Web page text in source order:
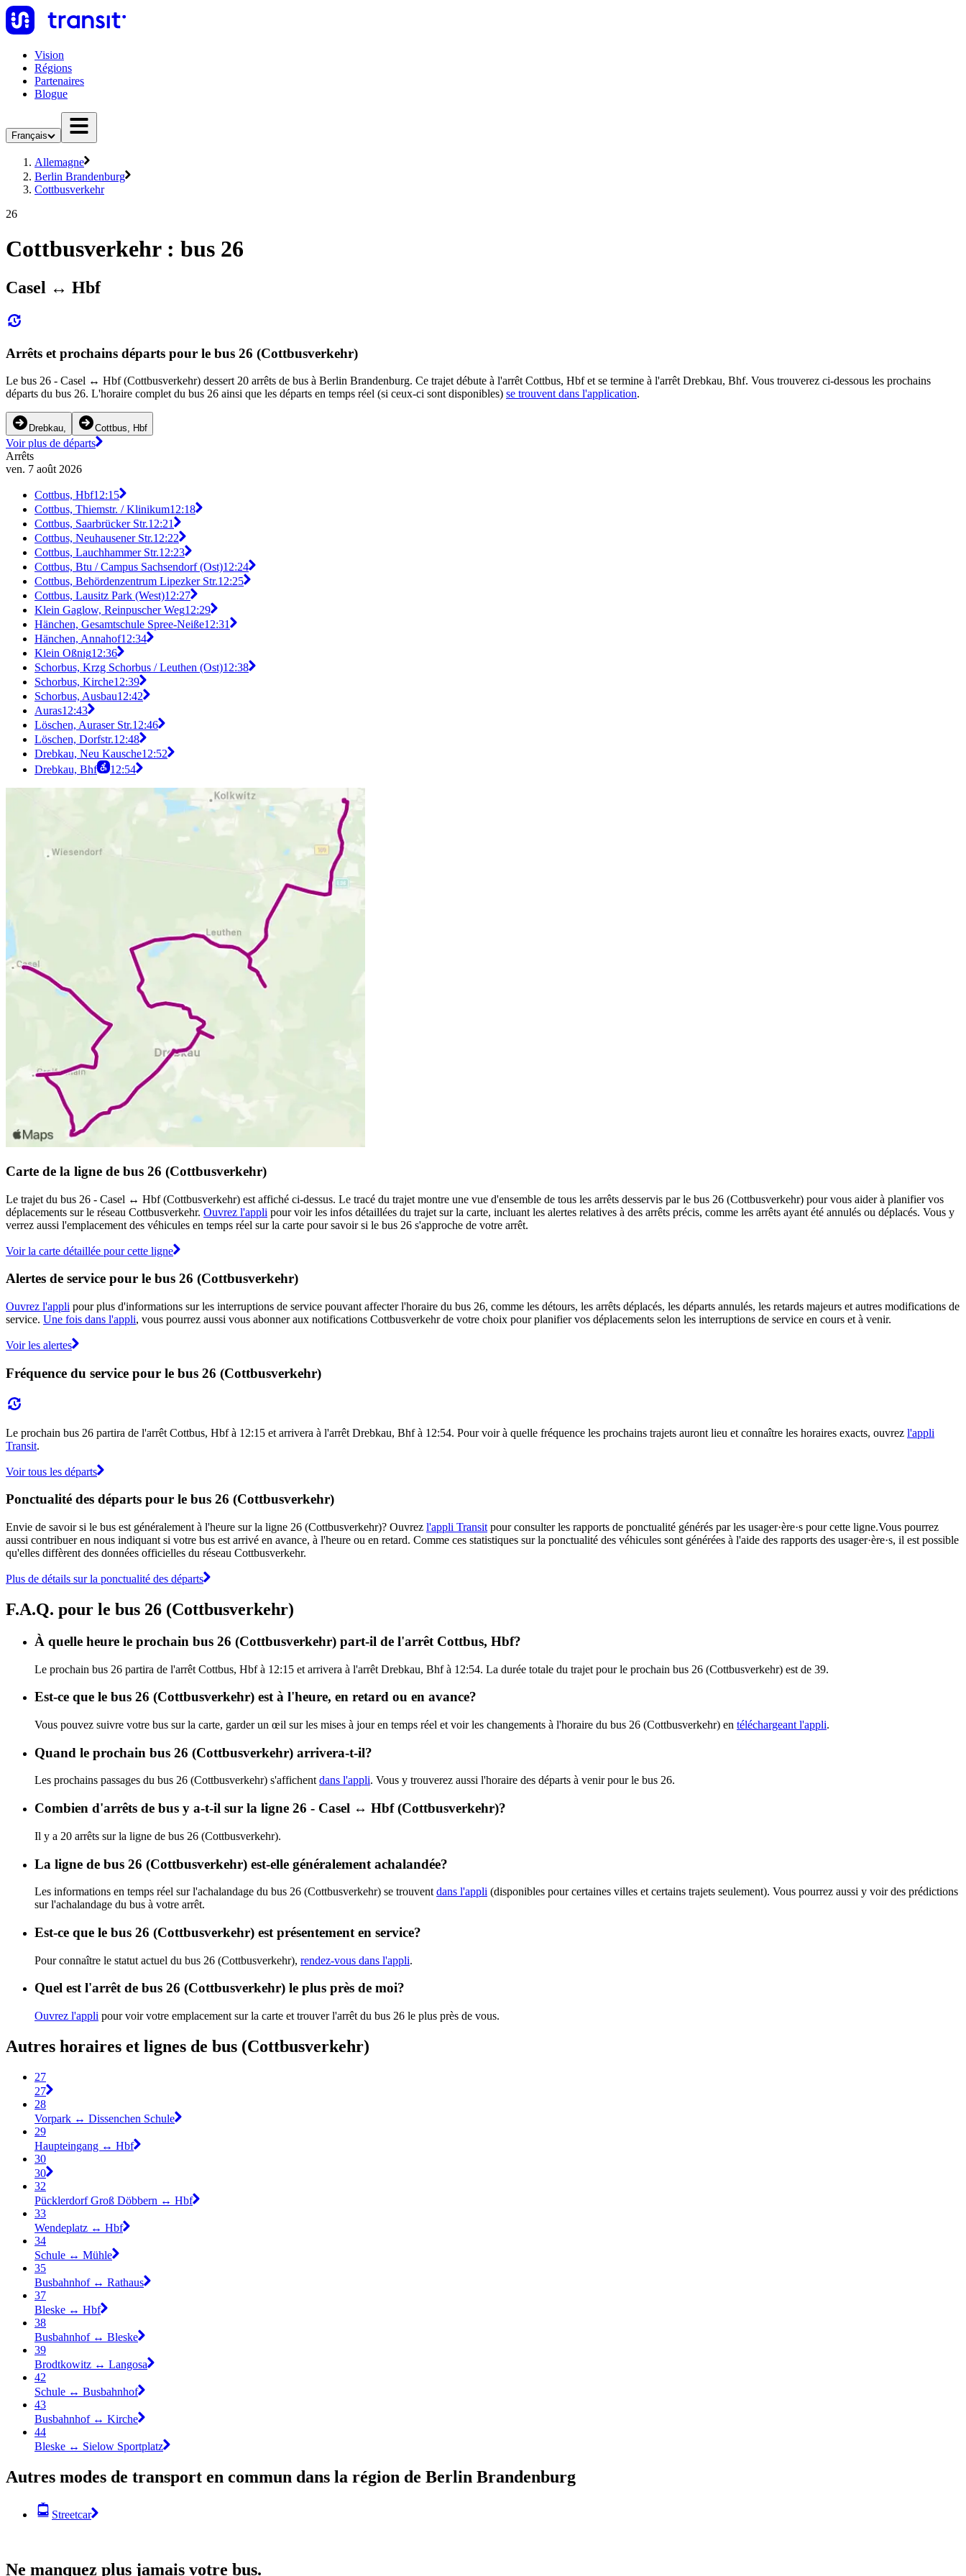
Vision
Régions
Partenaires
Blogue
Français
Allemagne
Berlin Brandenburg
Cottbusverkehr
26
Cottbusverkehr : bus 26
Casel ↔︎ Hbf
Arrêts et prochains départs pour le bus 26 (Cottbusverkehr)
Le bus 26 - Casel ↔︎ Hbf (Cottbusverkehr) dessert 20 arrêts de bus à Berlin Brandenburg. Ce trajet débute à l'arrêt Cottbus, Hbf et se termine à l'arrêt Drebkau, Bhf. Vous trouverez ci-dessous les prochains
départs du bus 26. L'horaire complet du bus 26 ainsi que les départs en temps réel (si ceux-ci sont disponibles) se trouvent dans l'application.
Drebkau, Cottbus, Hbf
Voir plus de départs
Arrêts
ven. 7 août 2026
Cottbus, Hbf12:15
Cottbus, Thiemstr. / Klinikum12:18
Cottbus, Saarbrücker Str.12:21
Cottbus, Neuhausener Str.12:22
Cottbus, Lauchhammer Str.12:23
Cottbus, Btu / Campus Sachsendorf (Ost)12:24
Cottbus, Behördenzentrum Lipezker Str.12:25
Cottbus, Lausitz Park (West)12:27
Klein Gaglow, Reinpuscher Weg12:29
Hänchen, Gesamtschule Spree-Neiße12:31
Hänchen, Annahof12:34
Klein Oßnig12:36
Schorbus, Krzg Schorbus / Leuthen (Ost)12:38
Schorbus, Kirche12:39
Schorbus, Ausbau12:42
Auras12:43
Löschen, Auraser Str.12:46
Löschen, Dorfstr.12:48
Drebkau, Neu Kausche12:52
Drebkau, Bhf
12:54
Carte de la ligne de bus 26 (Cottbusverkehr)
Le trajet du bus 26 - Casel ↔︎ Hbf (Cottbusverkehr) est affiché ci-dessus. Le tracé du trajet montre une vue d'ensemble de tous les arrêts desservis par le bus 26 (Cottbusverkehr) pour vous aider à planifier vos
déplacements sur le réseau Cottbusverkehr. Ouvrez l'appli pour voir les infos détaillées du trajet sur la carte, incluant les alertes relatives à des arrêts précis, comme les arrêts ayant été annulés ou déplacés. Vous y
verrez aussi l'emplacement des véhicules en temps réel sur la carte pour savoir si le bus 26 s'approche de votre arrêt.
Voir la carte détaillée pour cette ligne
Alertes de service pour le bus 26 (Cottbusverkehr)
Ouvrez l'appli pour plus d'informations sur les interruptions de service pouvant affecter l'horaire du bus 26, comme les détours, les arrêts déplacés, les départs annulés, les retards majeurs et autres modifications de
service. Une fois dans l'appli, vous pourrez aussi vous abonner aux notifications Cottbusverkehr de votre choix pour planifier vos déplacements selon les interruptions de service en cours et à venir.
Voir les alertes
Fréquence du service pour le bus 26 (Cottbusverkehr)
Le prochain bus 26 partira de l'arrêt Cottbus, Hbf à 12:15 et arrivera à l'arrêt Drebkau, Bhf à 12:54. Pour voir à quelle fréquence les prochains trajets auront lieu et connaître les horaires exacts, ouvrez l'appli
Transit.
Voir tous les départs
Ponctualité des départs pour le bus 26 (Cottbusverkehr)
Envie de savoir si le bus est généralement à l'heure sur la ligne 26 (Cottbusverkehr)? Ouvrez l'appli Transit pour consulter les rapports de ponctualité générés par les usager·ère·s pour cette ligne.Vous pourrez
aussi contribuer en nous indiquant si votre bus est arrivé en avance, à l'heure ou en retard. Comme ces statistiques sur la ponctualité des véhicules sont générées à l'aide des rapports des usager·ère·s, il est possible
qu'elles diffèrent des données officielles du réseau Cottbusverkehr.
Plus de détails sur la ponctualité des départs
F.A.Q. pour le bus 26 (Cottbusverkehr)
À quelle heure le prochain bus 26 (Cottbusverkehr) part-il de l'arrêt Cottbus, Hbf?
Le prochain bus 26 partira de l'arrêt Cottbus, Hbf à 12:15 et arrivera à l'arrêt Drebkau, Bhf à 12:54. La durée totale du trajet pour le prochain bus 26 (Cottbusverkehr) est de 39.
Est-ce que le bus 26 (Cottbusverkehr) est à l'heure, en retard ou en avance?
Vous pouvez suivre votre bus sur la carte, garder un œil sur les mises à jour en temps réel et voir les changements à l'horaire du bus 26 (Cottbusverkehr) en téléchargeant l'appli.
Quand le prochain bus 26 (Cottbusverkehr) arrivera-t-il?
Les prochains passages du bus 26 (Cottbusverkehr) s'affichent dans l'appli. Vous y trouverez aussi l'horaire des départs à venir pour le bus 26.
Combien d'arrêts de bus y a-t-il sur la ligne 26 - Casel ↔︎ Hbf (Cottbusverkehr)?
Il y a 20 arrêts sur la ligne de bus 26 (Cottbusverkehr).
La ligne de bus 26 (Cottbusverkehr) est-elle généralement achalandée?
Les informations en temps réel sur l'achalandage du bus 26 (Cottbusverkehr) se trouvent dans l'appli (disponibles pour certaines villes et certains trajets seulement). Vous pourrez aussi y voir des prédictions
sur l'achalandage du bus à votre arrêt.
Est-ce que le bus 26 (Cottbusverkehr) est présentement en service?
Pour connaître le statut actuel du bus 26 (Cottbusverkehr), rendez-vous dans l'appli.
Quel est l'arrêt de bus 26 (Cottbusverkehr) le plus près de moi?
Ouvrez l'appli pour voir votre emplacement sur la carte et trouver l'arrêt du bus 26 le plus près de vous.
Autres horaires et lignes de bus (Cottbusverkehr)
27
27
28
Vorpark ↔︎ Dissenchen Schule
29
Haupteingang ↔︎ Hbf
30
30
32
Pücklerdorf Groß Döbbern ↔︎ Hbf
33
Wendeplatz ↔︎ Hbf
34
Schule ↔︎ Mühle
35
Busbahnhof ↔︎ Rathaus
37
Bleske ↔︎ Hbf
38
Busbahnhof ↔︎ Bleske
39
Brodtkowitz ↔︎ Langosa
42
Schule ↔︎ Busbahnhof
43
Busbahnhof ↔︎ Kirche
44
Bleske ↔︎ Sielow Sportplatz
Autres modes de transport en commun dans la région de Berlin Brandenburg
Streetcar
Ne manquez plus jamais votre bus.